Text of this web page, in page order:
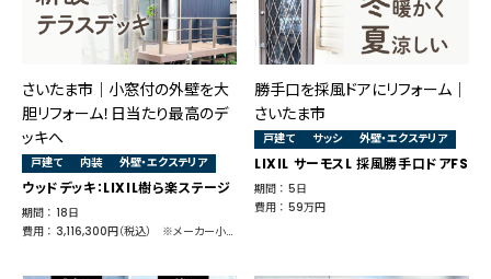
さいたま市｜小窓付の外壁を大
胆リフォーム！日当たり最高のデ
ッキへ
戸建て 内装 外壁・エクステリア
ウッドデッキ：LIXIL樹ら楽ステージ
期間 ： 18日
費用 ： 3,116,300円（税込） ※メーカー小売価格 483,840円（ウッドデッキのみ）
勝手口を採風ドアにリフォーム｜
さいたま市
戸建て サッシ 外壁・エクステリア
LIXIL サーモスL 採風勝手口ドアFS
期間 ： 5日
費用 ： 59万円